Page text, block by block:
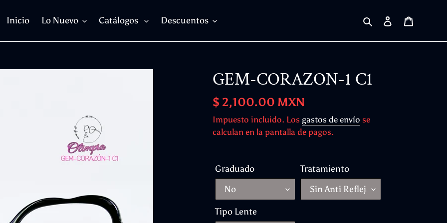
Inicio Lo Nuevo Catálogos Descuentos BuscarIngresar
GEM-CORAZON-1 C1
Precio
habitual
$ 2,100.00 MXN
Impuesto incluido. Los gastos de envío se
calculan en la pantalla de pagos.
Graduado Tratamiento
Tipo Lente